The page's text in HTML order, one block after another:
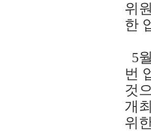
위
한
5월
번
것
개최
위